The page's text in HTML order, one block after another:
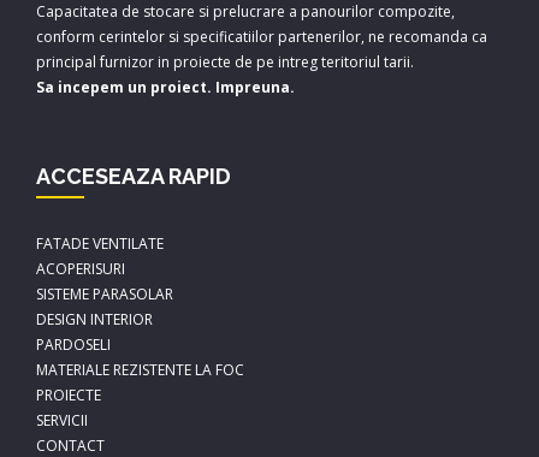
Capacitatea de stocare si prelucrare a panourilor compozite,
conform cerintelor si specificatiilor partenerilor, ne recomanda ca
principal furnizor in proiecte de pe intreg teritoriul tarii.
Sa incepem un proiect. Impreuna.
ACCESEAZA RAPID
FATADE VENTILATE
ACOPERISURI
SISTEME PARASOLAR
DESIGN INTERIOR
PARDOSELI
MATERIALE REZISTENTE LA FOC
PROIECTE
SERVICII
CONTACT